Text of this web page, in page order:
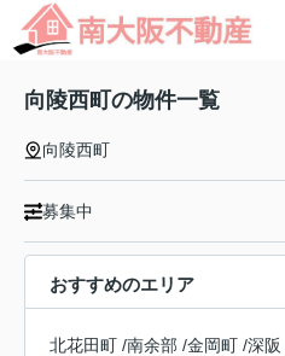
向陵西町の物件一覧
向陵西町
募集中
おすすめのエリア
北花田町 /南余部 /金岡町 /深阪